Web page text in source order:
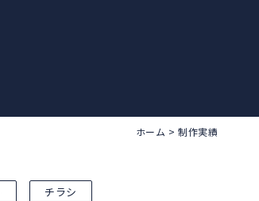
ホーム > 制作実績
チラシ